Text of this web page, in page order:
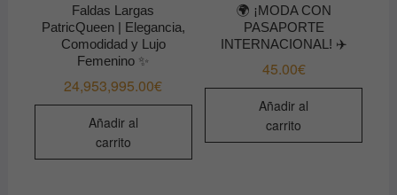
Faldas Largas
PatricQueen | Elegancia,
Comodidad y Lujo
Femenino ✨
24,953,995.00€
Añadir al
carrito
🌍 ¡MODA CON
PASAPORTE
INTERNACIONAL! ✈️
45.00€
Añadir al
carrito